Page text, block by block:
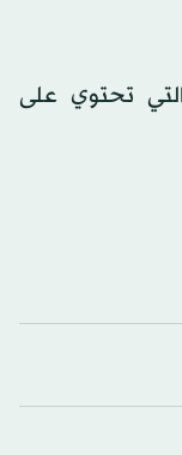
تحتوي على